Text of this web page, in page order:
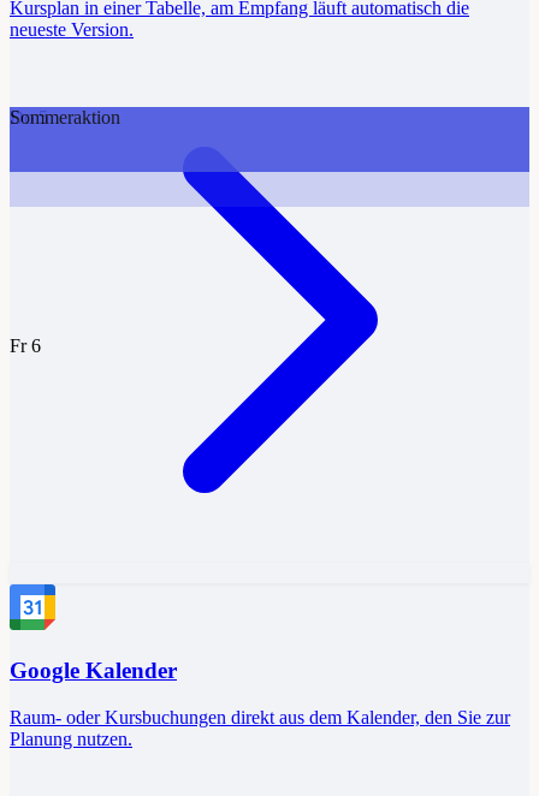
Sommeraktion
Do 5
Fr 6
Kursplan in einer Tabelle, am Empfang läuft automatisch die
neueste Version.
Google Kalender
Raum- oder Kursbuchungen direkt aus dem Kalender, den Sie zur
Planung nutzen.